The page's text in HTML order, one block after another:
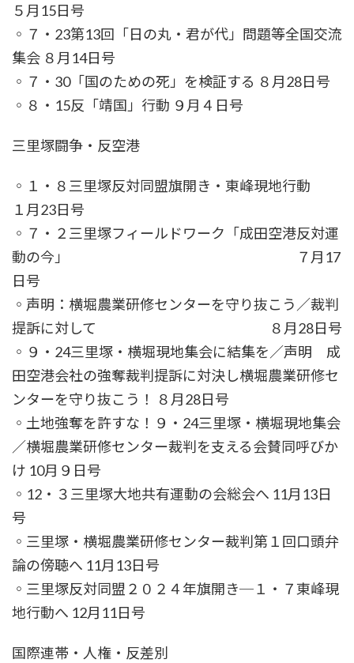
５月15日号
◦７・23第13回「日の丸・君が代」問題等全国交流
集会 ８月14日号
◦７・30「国のための死」を検証する ８月28日号
◦８・15反「靖国」行動 ９月４日号
三里塚闘争・反空港
◦１・８三里塚反対同盟旗開き・東峰現地行動
１月23日号
◦７・２三里塚フィールドワーク「成田空港反対運
動の今」 ７月17
日号
◦声明：横堀農業研修センターを守り抜こう／裁判
提訴に対して ８月28日号
◦９・24三里塚・横堀現地集会に結集を／声明 成
田空港会社の強奪裁判提訴に対決し横堀農業研修セ
ンターを守り抜こう！ ８月28日号
◦土地強奪を許すな！９・24三里塚・横堀現地集会
／横堀農業研修センター裁判を支える会賛同呼びか
け 10月９日号
◦12・３三里塚大地共有運動の会総会へ 11月13日
号
◦三里塚・横堀農業研修センター裁判第１回口頭弁
論の傍聴へ 11月13日号
◦三里塚反対同盟２０２４年旗開き─１・７東峰現
地行動へ 12月11日号
国際連帯・人権・反差別